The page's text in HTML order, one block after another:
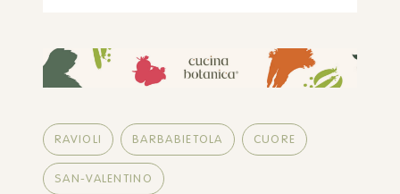
RAVIOLI BARBABIETOLA CUORE
SAN-VALENTINO